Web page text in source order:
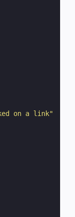
on a link"